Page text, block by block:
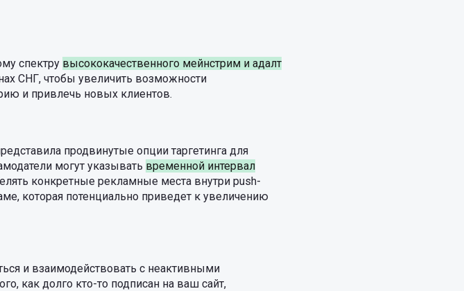
спектру высококачественного мейнстрим и адалт
СНГ, чтобы увеличить возможности
и привлечь новых клиентов.
продвинутые опции таргетинга для
могут указывать временной интервал
конкретные рекламные места внутри push-
которая потенциально приведет к увеличению
и взаимодействовать с неактивными
как долго кто-то подписан на ваш сайт,